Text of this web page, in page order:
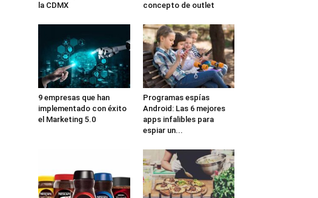
la CDMX
concepto de outlet
9 empresas que han
implementado con éxito
el Marketing 5.0
Programas espías
Android: Las 6 mejores
apps infalibles para
espiar un...